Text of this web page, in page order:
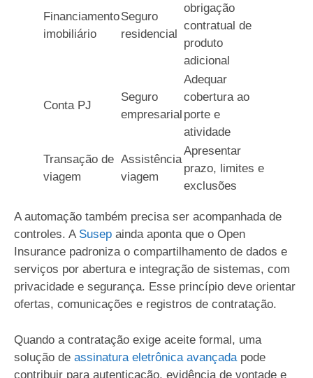
Financiamento
imobiliário
Seguro
residencial
obrigação
contratual de
produto
adicional
Conta PJ
Seguro
empresarial
Adequar
cobertura ao
porte e
atividade
Transação de
viagem
Assistência
viagem
Apresentar
prazo, limites e
exclusões
A automação também precisa ser acompanhada de
controles. A Susep ainda aponta que o Open
Insurance padroniza o compartilhamento de dados e
serviços por abertura e integração de sistemas, com
privacidade e segurança. Esse princípio deve orientar
ofertas, comunicações e registros de contratação.
Quando a contratação exige aceite formal, uma
solução de assinatura eletrônica avançada pode
contribuir para autenticação, evidência de vontade e